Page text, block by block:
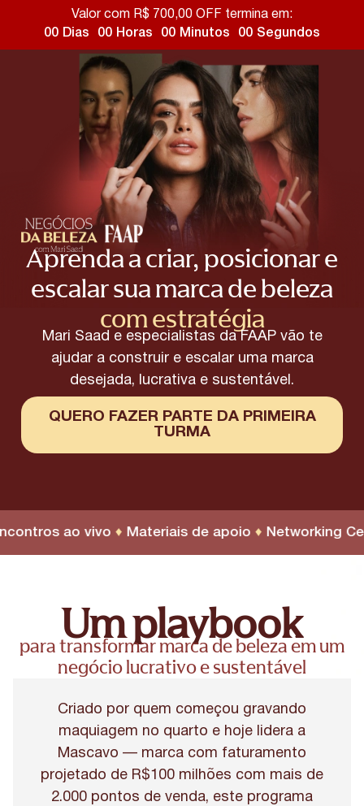
Valor com R$ 700,00 OFF termina em:
00 Dias 00 Horas 00 Minutos 00 Segundos
Aprenda a criar, posicionar e
escalar sua marca de beleza
com estratégia
Mari Saad e especialistas da FAAP vão te
ajudar a construir e escalar uma marca
desejada, lucrativa e sustentável.
QUERO FAZER PARTE DA PRIMEIRA
TURMA
ao vivo ♦Materiais de apoio♦Networking
Um playbook
para transformar marca de beleza em um
negócio lucrativo e sustentável
Criado por quem começou gravando
maquiagem no quarto e hoje lidera a
Mascavo — marca com faturamento
projetado de R$100 milhões com mais de
2.000 pontos de venda, este programa